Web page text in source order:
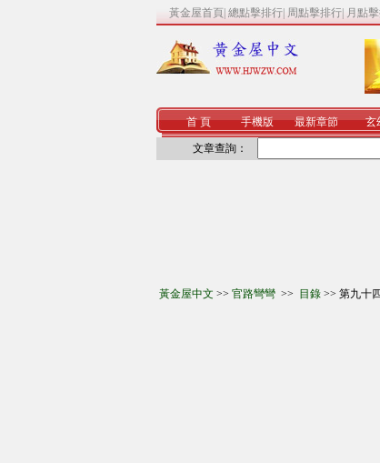
黃金屋首頁 總點擊排行 周點擊排行 月點
首 頁 手機版 最新章節 玄
文章查詢：
黃金屋中文 >> 官路彎彎 >> 目錄 >> 第九十